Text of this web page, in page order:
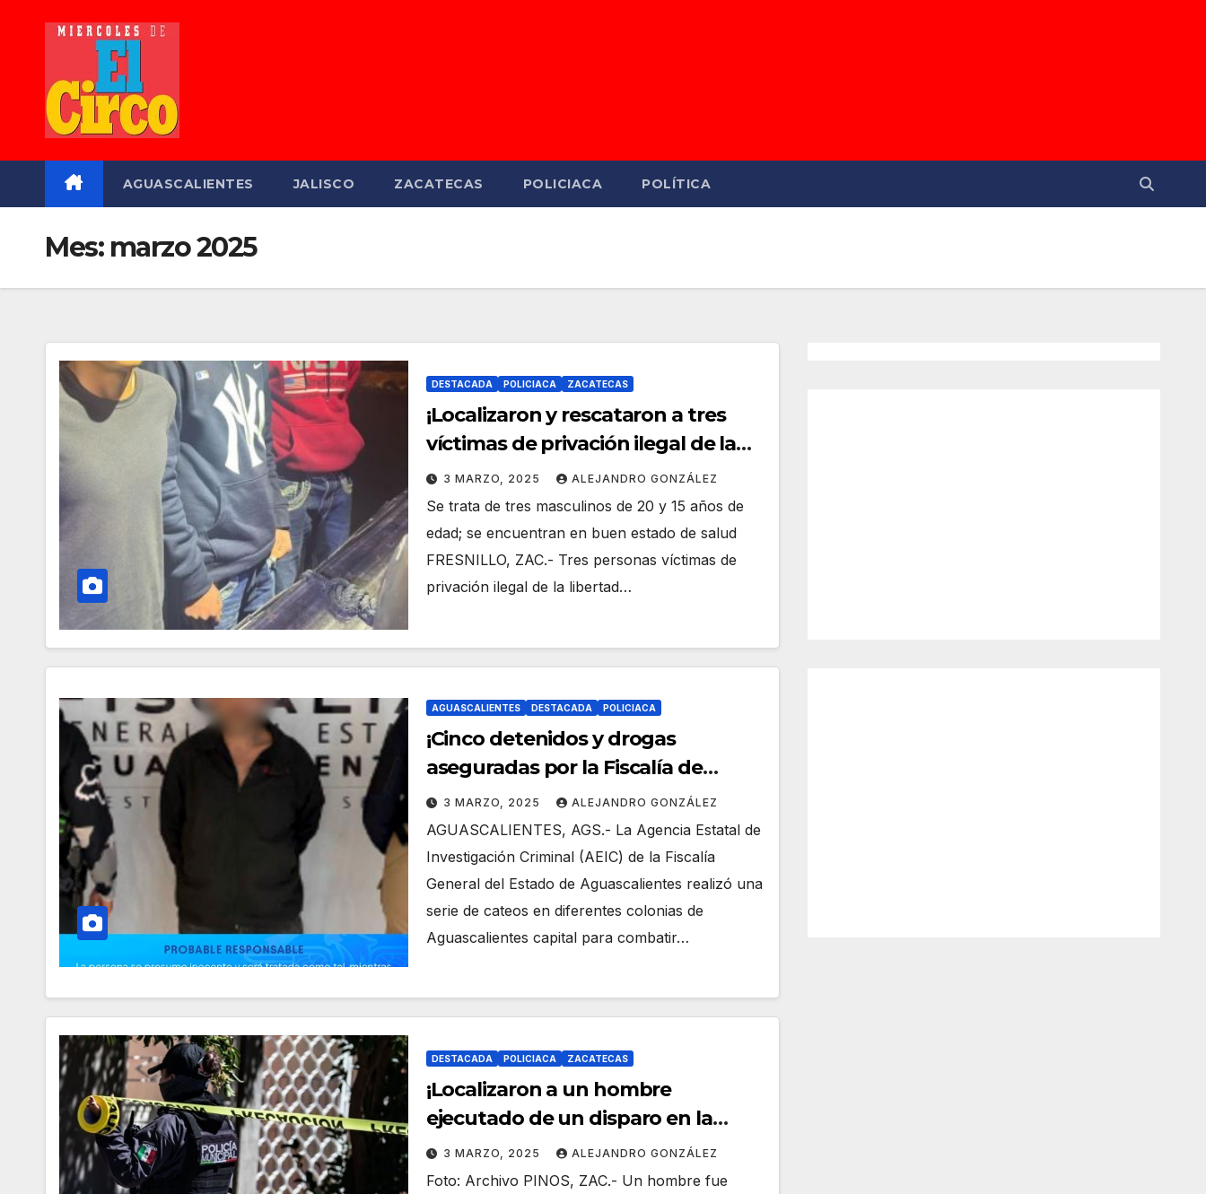
AGUASCALIENTES JALISCO ZACATECAS POLICIACA POLÍTICA
Mes: marzo 2025
DESTACADA POLICIACA ZACATECAS
¡Localizaron y rescataron a tres
víctimas de privación ilegal de la
libertad en Fresnillo!
3 MARZO, 2025 ALEJANDRO GONZÁLEZ
Se trata de tres masculinos de 20 y 15 años de
edad; se encuentran en buen estado de salud
FRESNILLO, ZAC.- Tres personas víctimas de
privación ilegal de la libertad…
AGUASCALIENTES DESTACADA POLICIACA
¡Cinco detenidos y drogas
aseguradas por la Fiscalía de
Aguascalientes tras varios cateos
domiciliarios!
3 MARZO, 2025 ALEJANDRO GONZÁLEZ
AGUASCALIENTES, AGS.- La Agencia Estatal de
Investigación Criminal (AEIC) de la Fiscalía
General del Estado de Aguascalientes realizó una
serie de cateos en diferentes colonias de
Aguascalientes capital para combatir…
DESTACADA POLICIACA ZACATECAS
¡Localizaron a un hombre
ejecutado de un disparo en la
cabeza en Pinos!
3 MARZO, 2025 ALEJANDRO GONZÁLEZ
Foto: Archivo PINOS, ZAC.- Un hombre fue